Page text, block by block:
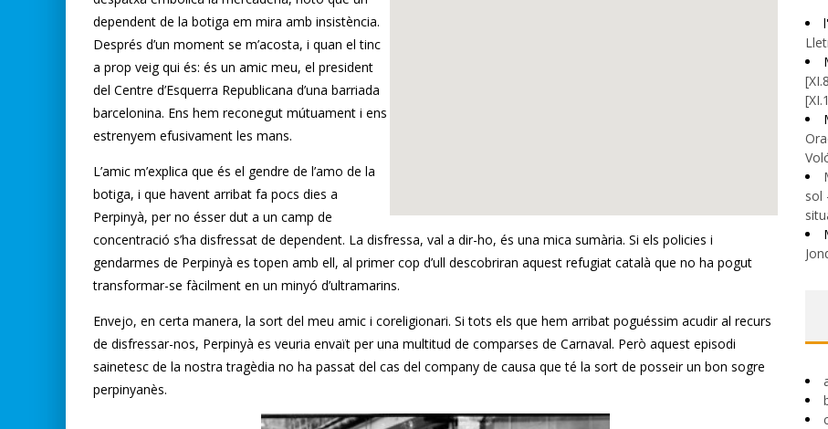
dependent de la botiga em mira amb insistència.
Després d’un moment se m’acosta, i quan el tinc
a prop veig qui és: és un amic meu, el president
del Centre d’Esquerra Republicana d’una barriada
barcelonina. Ens hem reconegut mútuament i ens
estrenyem efusivament les mans.
L’amic m’explica que és el gendre de l’amo de la
botiga, i que havent arribat fa pocs dies a
Perpinyà, per no ésser dut a un camp de
concentració s’ha disfressat de dependent. La disfressa, val a dir-ho, és una mica sumària. Si els policies i
gendarmes de Perpinyà es topen amb ell, al primer cop d’ull descobriran aquest refugiat català que no ha pogut
transformar-se fàcilment en un minyó d’ultramarins.
Envejo, en certa manera, la sort del meu amic i coreligionari. Si tots els que hem arribat poguéssim acudir al recurs
de disfressar-nos, Perpinyà es veuria envaït per una multitud de comparses de Carnaval. Però aquest episodi
sainetesc de la nostra tragèdia no ha passat del cas del company de causa que té la sort de posseir un bon sogre
perpinyanès.
sol